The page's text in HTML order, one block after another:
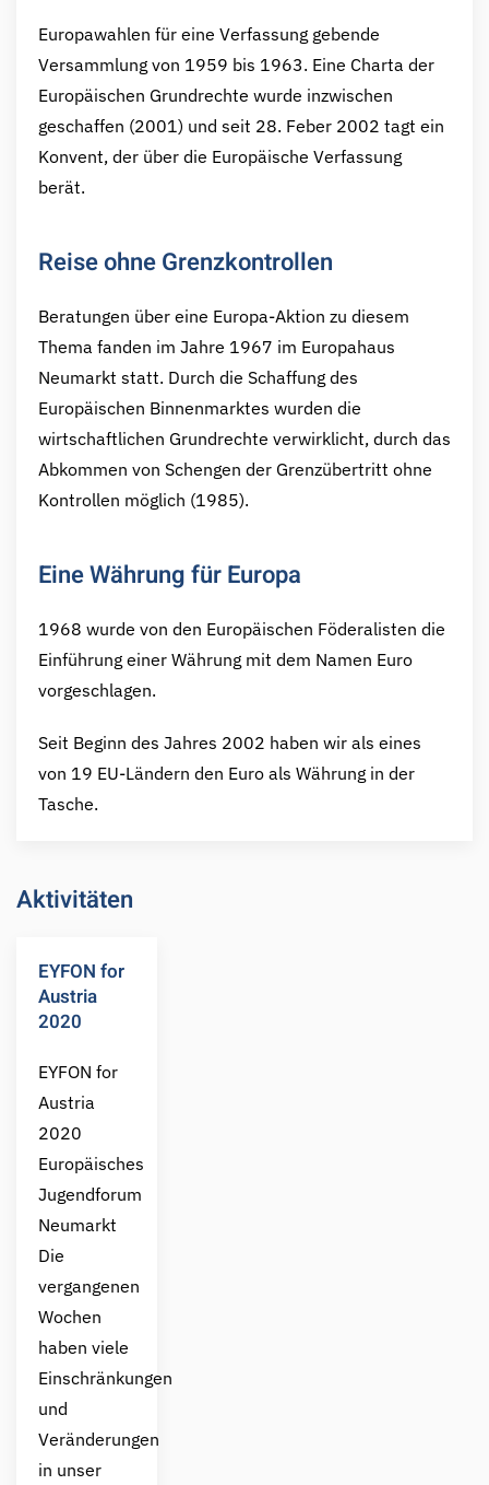
Europawahlen für eine Verfassung gebende
Versammlung von 1959 bis 1963. Eine Charta der
Europäischen Grundrechte wurde inzwischen
geschaffen (2001) und seit 28. Feber 2002 tagt ein
Konvent, der über die Europäische Verfassung
berät.
Reise ohne Grenzkontrollen
Beratungen über eine Europa-Aktion zu diesem
Thema fanden im Jahre 1967 im Europahaus
Neumarkt statt. Durch die Schaffung des
Europäischen Binnenmarktes wurden die
wirtschaftlichen Grundrechte verwirklicht, durch das
Abkommen von Schengen der Grenzübertritt ohne
Kontrollen möglich (1985).
Eine Währung für Europa
1968 wurde von den Europäischen Föderalisten die
Einführung einer Währung mit dem Namen Euro
vorgeschlagen.
Seit Beginn des Jahres 2002 haben wir als eines
von 19 EU-Ländern den Euro als Währung in der
Tasche.
Aktivitäten
EYFON for
Austria
2020
EYFON for
Austria
2020
Europäisches
Jugendforum
Neumarkt
Die
vergangenen
Wochen
haben viele
Einschränkungen
und
Veränderungen
in unser